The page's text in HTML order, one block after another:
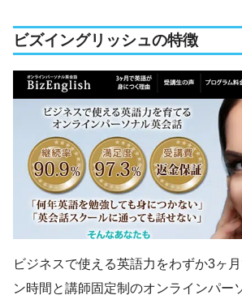
ビズイングリッシュの特徴
ビジネスで使える英語力をわずか3ヶ
ン時間と講師固定制のオンラインパー